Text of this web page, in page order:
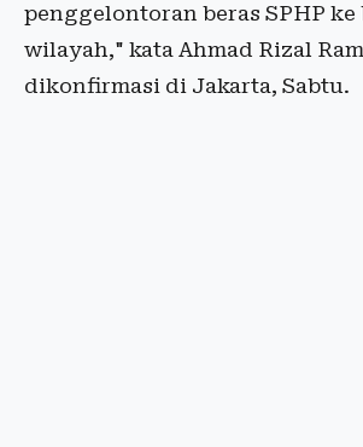
penggelontoran beras SPHP ke
wilayah," kata Ahmad Rizal
dikonfirmasi di Jakarta, Sabtu.